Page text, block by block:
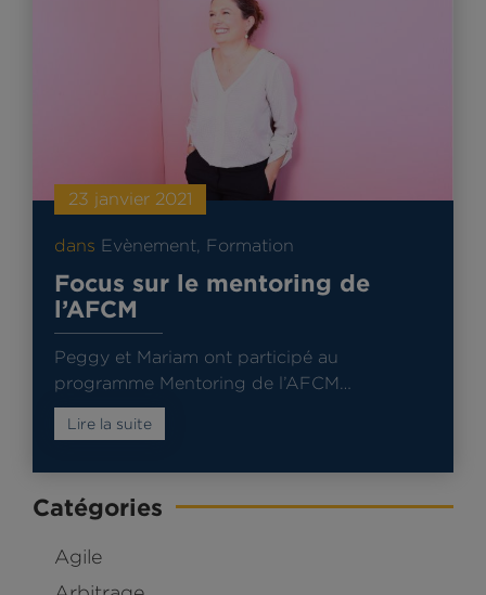
23 janvier 2021
dans Evènement Formation
Focus sur le mentoring de
l’AFCM
Peggy et Mariam ont participé au
programme Mentoring de l’AFCM…
Lire la suite
Catégories
Agile